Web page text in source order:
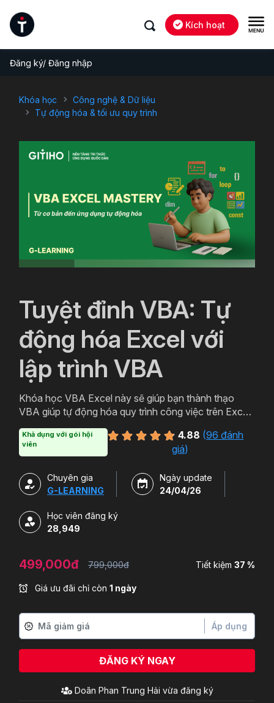
Kích hoạt
Đăng ký/ Đăng nhập
Khóa học
Công nghệ & Dữ liệu
Tự động hóa & tối ưu quy trình
Tuyệt đỉnh VBA: Tự
động hóa Excel với
lập trình VBA
Khóa học VBA Excel này sẽ giúp bạn thành thạo
VBA giúp tự động hóa quy trình công việc trên Excel,
Khả dụng với gói hội
viên
4.88 (96 đánh
giá)
Chuyên gia
G-LEARNING
Ngày update
24/04/26
Học viên đăng ký
28,949
499,000đ 799,000đ Tiết kiệm 37 %
Giá ưu đãi chỉ còn 1 ngày
Áp dụng
ĐĂNG KÝ NGAY
Doãn Phan Trung Hải vừa đăng ký